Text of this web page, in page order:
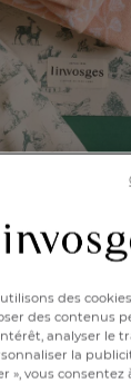
des
des contenus
analyser le
la
», vous